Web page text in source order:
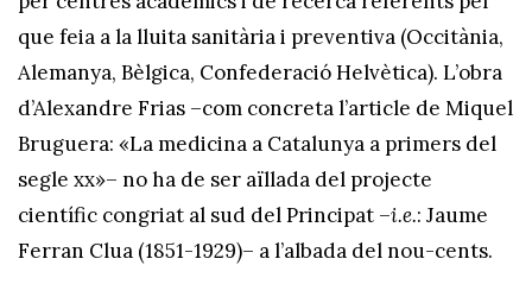
que feia a la lluita sanitària i preventiva (Occitània,
Alemanya, Bèlgica, Confederació Helvètica). L’obra
d’Alexandre Frias –com concreta l’article de Miquel
Bruguera: «La medicina a Catalunya a primers del
segle xx»– no ha de ser aïllada del projecte
científic congriat al sud del Principat –i.e.: Jaume
Ferran Clua (1851-1929)­– a l’albada del nou-cents.